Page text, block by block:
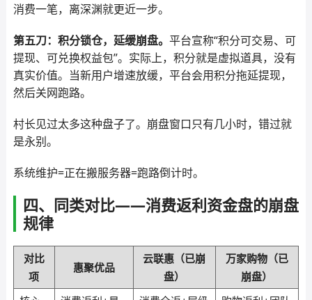
消费一笔，离深渊就更近一步。
第五刀：积分锁仓，延缓崩盘。 平台宣称“积分可交易、可
提现、可兑换权益包”。实际上，积分就是虚拟道具，没有
真实价值。当新用户增速放缓，平台会用积分拖延提现，
然后关网跑路。
村长见过太多这种盘子了。崩盘窗口只有几小时，错过就
是永别。
系统维护=正在搬服务器=跑路倒计时。
四、同类对比——消费返利资金盘的崩盘
规律
对比
项
惠聚优品
云联惠（已崩
盘）
万家购物（已
崩盘）